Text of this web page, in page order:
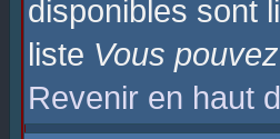
disponibles sont
liste Vous
Revenir en haut